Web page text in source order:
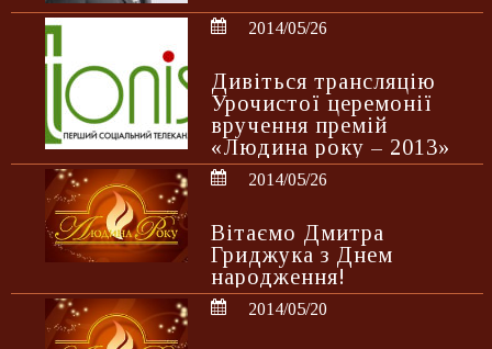
2014/05/26
Дивіться трансляцію
Урочистої церемонії
вручення премій
«Людина року – 2013»
2014/05/26
Вітаємо Дмитра
Гриджука з Днем
народження!
2014/05/20